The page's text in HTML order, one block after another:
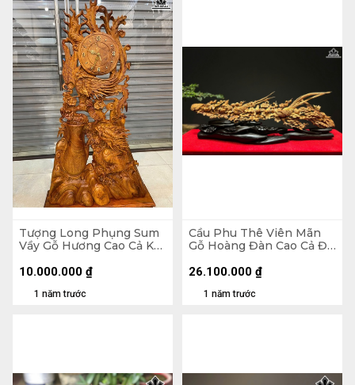
Tượng Long Phụng Sum
Vầy Gỗ Hương Cao Cả Kỷ
- Kỷ Cao 10 (cm)
1 năm trước
10.000.000 ₫
Cầu Phu Thê Viên Mãn
Gỗ Hoàng Đàn Cao Cả Đế
Riêng Tượng Cao 14 (cm)
1 năm trước
26.100.000 ₫